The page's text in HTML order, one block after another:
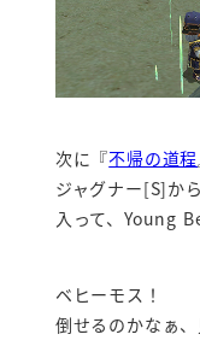
次に『不帰の道程
ジャグナー[S]か
入って、Young
ベヒーモス！
倒せるのかなぁ